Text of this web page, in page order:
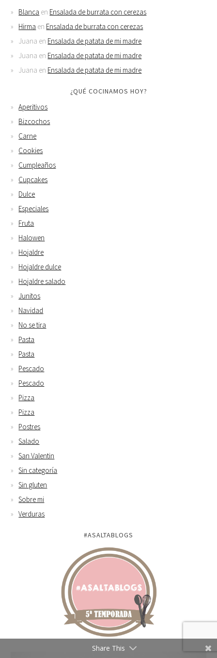
Blanca en Ensalada de burrata con cerezas
Hirma en Ensalada de burrata con cerezas
Juana en Ensalada de patata de mi madre
Juana en Ensalada de patata de mi madre
Juana en Ensalada de patata de mi madre
¿QUÉ COCINAMOS HOY?
Aperitivos
Bizcochos
Carne
Cookies
Cumpleaños
Cupcakes
Dulce
Especiales
Fruta
Halowen
Hojaldre
Hojaldre dulce
Hojaldre salado
Junitos
Navidad
No se tira
Pasta
Pasta
Pescado
Pescado
Pizza
Pizza
Postres
Salado
San Valentin
Sin categoría
Sin gluten
Sobre mi
Verduras
#ASALTABLOGS
Share This